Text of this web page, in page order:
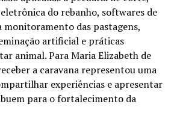
do rebanho, softwares de
monitoramento das pastagens,
artificial e práticas
animal. Para Maria Elizabeth de
a caravana representou uma
experiências e apresentar
para o fortalecimento da